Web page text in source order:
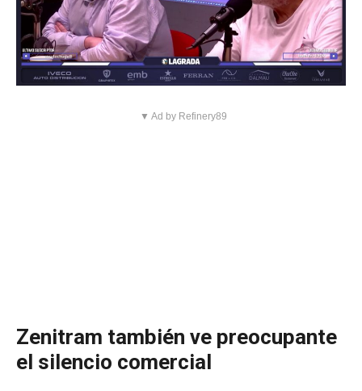
▼ Ad by Refinery89
Zenitram también ve preocupante
el silencio comercial